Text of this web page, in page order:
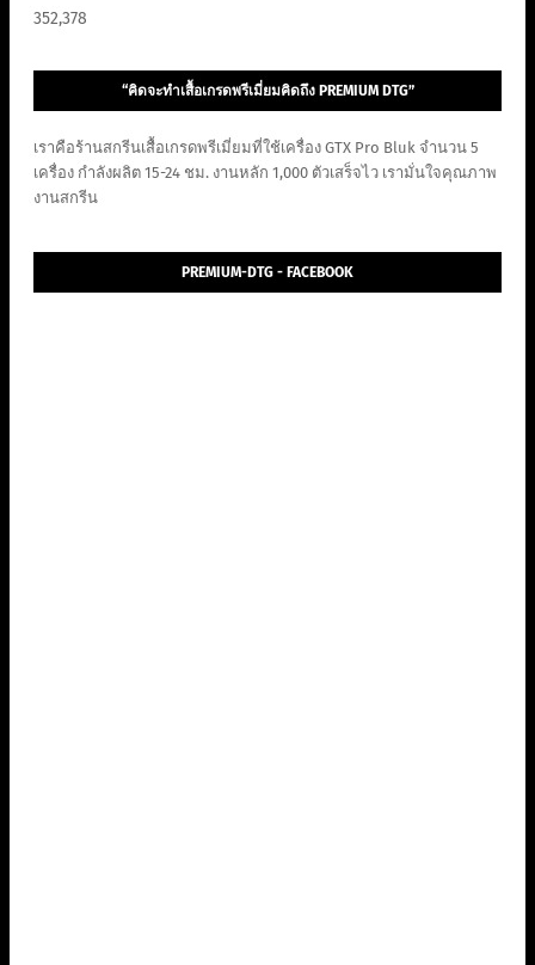
352,378
“คิดจะทำเสื้อเกรดพรีเมี่ยมคิดถึง PREMIUM DTG”
เราคือร้านสกรีนเสื้อเกรดพรีเมี่ยมที่ใช้เครื่อง GTX Pro Bluk จำนวน 5
เครื่อง กำลังผลิต 15-24 ชม. งานหลัก 1,000 ตัวเสร็จไว เรามั่นใจคุณภาพ
งานสกรีน
PREMIUM-DTG - FACEBOOK